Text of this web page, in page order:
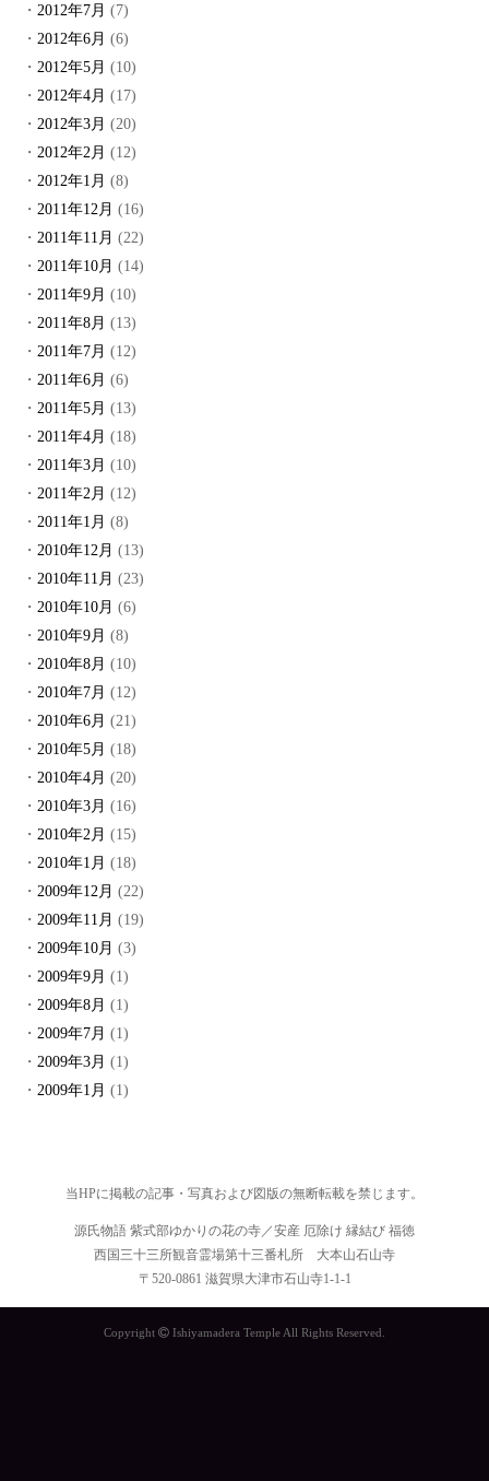
2012年7月 (7)
2012年6月 (6)
2012年5月 (10)
2012年4月 (17)
2012年3月 (20)
2012年2月 (12)
2012年1月 (8)
2011年12月 (16)
2011年11月 (22)
2011年10月 (14)
2011年9月 (10)
2011年8月 (13)
2011年7月 (12)
2011年6月 (6)
2011年5月 (13)
2011年4月 (18)
2011年3月 (10)
2011年2月 (12)
2011年1月 (8)
2010年12月 (13)
2010年11月 (23)
2010年10月 (6)
2010年9月 (8)
2010年8月 (10)
2010年7月 (12)
2010年6月 (21)
2010年5月 (18)
2010年4月 (20)
2010年3月 (16)
2010年2月 (15)
2010年1月 (18)
2009年12月 (22)
2009年11月 (19)
2009年10月 (3)
2009年9月 (1)
2009年8月 (1)
2009年7月 (1)
2009年3月 (1)
2009年1月 (1)
当HPに掲載の記事・写真および図版の無断転載を禁じます。
源氏物語 紫式部ゆかりの花の寺／安産 厄除け 縁結び 福徳
西国三十三所観音霊場第十三番札所 大本山石山寺
〒520-0861 滋賀県大津市石山寺1-1-1
Copyright Ishiyamadera Temple All Rights Reserved.